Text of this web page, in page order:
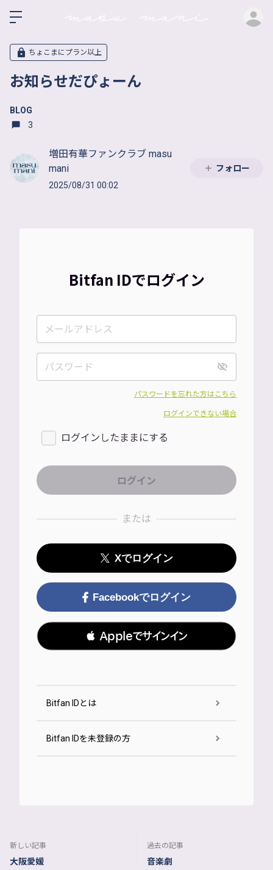
ちょこまにプラン以上
お知らせだぴょーん
BLOG
3
増田有華ファンクラブ masu
mani
2025/08/31 00:02
フォロー
Bitfan IDでログイン
パスワードを忘れた方はこちら
ログインできない場合
ログインしたままにする
または
Xでログイン
Facebookでログイン
 Appleでサインイン
Bitfan IDとは
Bitfan IDを未登録の方
新しい記事
大阪愛媛
過去の記事
音楽劇